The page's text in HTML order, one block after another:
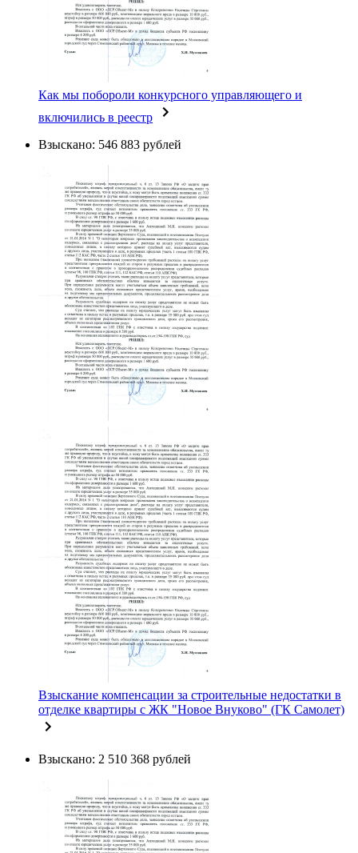
Как мы побороли конкурсного управляющего и
включились в реестр
Взыскано: 546 883 рублей
Взыскание компенсации за строительные недостатки в
отделке квартиры с ЖК "Новое Внуково" (ГК Самолет)
Взыскано: 2 510 368 рублей